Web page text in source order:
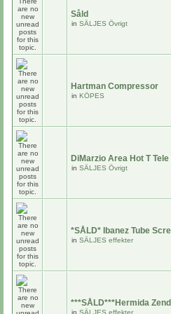
Såld
in SÄLJES Övrigt
Hartman Compressor
in KÖPES
DiMarzio Area Hot T
in SÄLJES Övrigt
*SÅLD* Ibanez Tube
in SÄLJES effekter
***SÅLD***Hermida
in SÄLJES effekter